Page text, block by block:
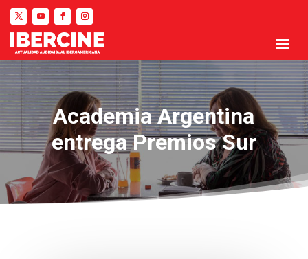
Academia Argentina
entrega Premios Sur